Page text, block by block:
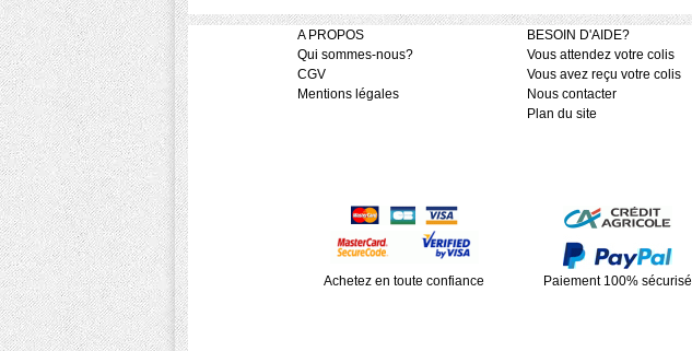
A PROPOS
Qui sommes-nous?
CGV
Mentions légales
BESOIN D'AIDE?
Vous attendez votre colis
Vous avez reçu votre colis
Nous contacter
Plan du site
Achetez en toute confiance Paiement 100% sécurisé